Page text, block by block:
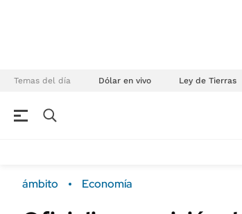
Temas del día Dólar en vivo Ley de Tierras
ámbito Economía